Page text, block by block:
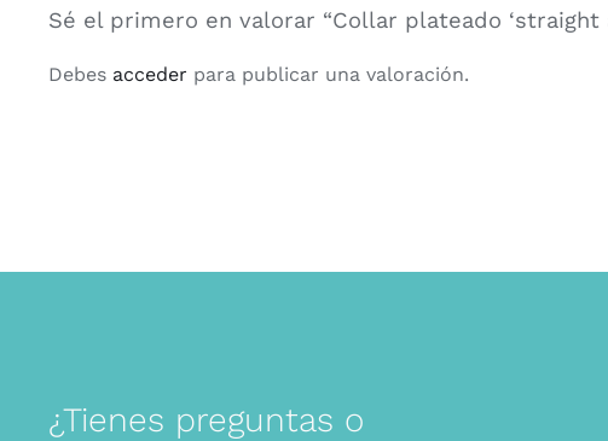
Sé el primero en valorar “Collar plateado ‘straight
Debes acceder para publicar una valoración.
¿Tienes preguntas o